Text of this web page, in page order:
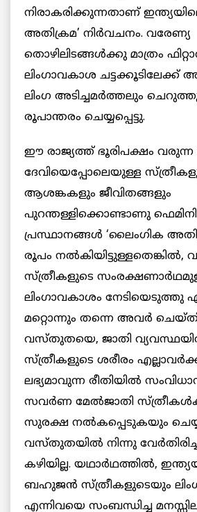
നിരാകരിക്കുന്നതാണ്
അതിക്രമ’ നിര്‍വചനം. വരേണ്യ
തൊഴിലിടങ്ങള്‍ക്കു മാത്രം
ലിംഗാവകാശ ചട്ടക്കൂടിലേക്ക്
ലിംഗ അടിച്ചമര്‍ത്തലും
രൂപാന്തരം ചെയ്യപ്പെട്ടു.
ഈ രാജ്യത്ത് ഭൂരിപക്ഷം വരുന്ന
ദേവിയെപ്പോലെയുള്ള
ആശങ്കകളും ജീവിതങ്ങളും
പുറന്തള്ളിക്കൊണ്ടാണു
പ്രസ്ഥാനങ്ങള്‍ ‘ലൈംഗിക
രൂപം നല്‍കിയിട്ടുള്ളതെങ്കില്‍,
സ്ത്രീകളുടെ
ലിംഗാവകാശം നേടിയെടുത്തു
മറ്റൊന്നും തന്നെ അവര്‍
വസ്തുതയെ, ജാതി
സ്ത്രീകളുടെ ശരീരം
ലഭ്യമാവുന്ന രീതിയില്‍
സവര്‍ണ മേല്‍ജാതി
സുരക്ഷ നല്‍കപ്പെടുകയും
വസ്തുതയില്‍ നിന്നു
കഴിയില്ല. യഥാര്‍ഥത്തില്‍,
ബഹുജന്‍ സ്ത്രീകളുടെയും
എന്നിവയെ സംബന്ധിച്ച